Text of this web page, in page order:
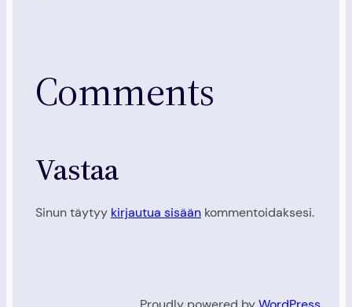
Comments
Vastaa
Sinun täytyy kirjautua sisäänkommentoidaksesi.